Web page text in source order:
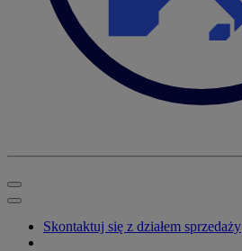
Skontaktuj się z działem sprzedaży